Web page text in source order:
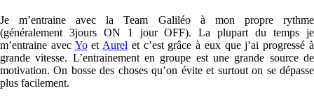
Je m’entraine avec la Team Galiléo à mon propre rythme
(généralement 3jours ON 1 jour OFF). La plupart du temps je
m’entraine avec Yoet Aurel et c’est grâce à eux que j’ai progressé à
grande vitesse. L’entrainement en groupe est une grande source de
motivation. On bosse des choses qu’on évite et surtout on se dépasse
plus facilement.